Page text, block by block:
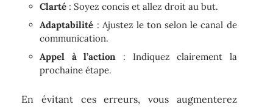
Clarté : Soyez concis et allez droit au but.
Adaptabilité : Ajustez le ton selon le canal de
communication.
Appel à l’action : Indiquez clairement la
prochaine étape.
En évitant ces erreurs, vous augmenterez